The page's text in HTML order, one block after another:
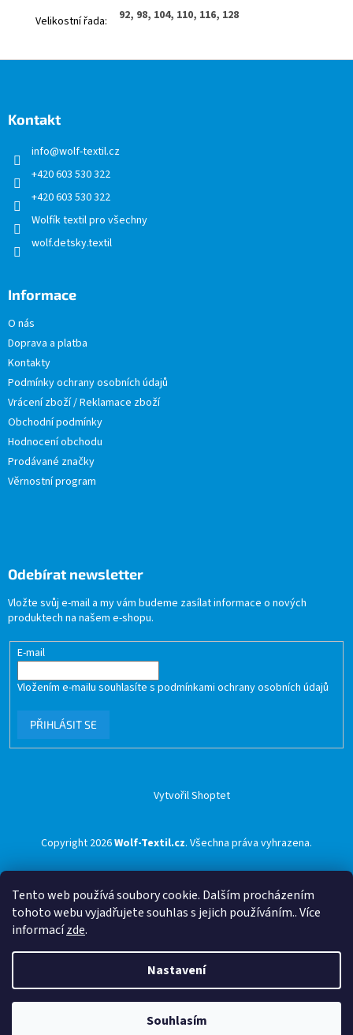
Tento web používá soubory cookie. Dalším procházením
tohoto webu vyjadřujete souhlas s jejich používáním.. Více
informacízde.
Nastavení
Souhlasím
Velikostní řada: 92, 98, 104, 110, 116, 128
Kontakt
info@wolf-textil.cz
+420 603 530 322
+420 603 530 322
Wolfík textil pro všechny
wolf.detsky.textil
Informace
O nás
Doprava a platba
Kontakty
Podmínky ochrany osobních údajů
Vrácení zboží / Reklamace zboží
Obchodní podmínky
Hodnocení obchodu
Prodávané značky
Věrnostní program
Odebírat newsletter
Vložte svůj e-mail a my vám budeme zasílat informace o nových
produktech na našem e-shopu.
E-mail
Vložením e-mailu souhlasíte s podmínkami ochrany osobních údajů
PŘIHLÁSIT SE
Vytvořil Shoptet
Copyright 2026Wolf-Textil.cz. Všechna práva vyhrazena.